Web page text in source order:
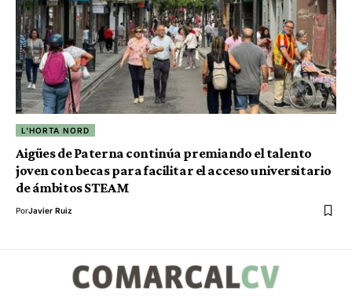
L'HORTA NORD
Aigües de Paterna continúa premiando el talento
joven con becas para facilitar el acceso universitario
de ámbitos STEAM
PorJavier Ruiz